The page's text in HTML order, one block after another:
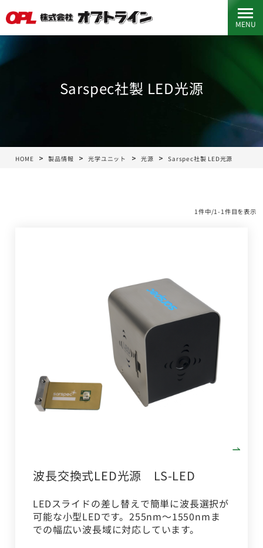
MENU
Sarspec社製 LED光源
HOME 製品情報 光学ユニット 光源 Sarspec社製 LED光源
1件中/1-1件目を表示
波長交換式LED光源 LS-LED
LEDスライドの差し替えで簡単に波長選択が
可能な小型LEDです。255nm～1550nmま
での幅広い波長域に対応しています。